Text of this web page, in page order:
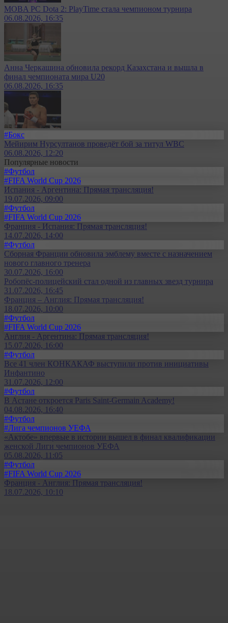
MOBA PC Dota 2: PlayTime стала чемпионом турнира
06.08.2026, 16:35
Анна Черкашина обновила рекорд Казахстана и вышла в
финал чемпионата мира U20
06.08.2026, 16:35
#Бокс
Мейирим Нурсултанов проведёт бой за титул WBC
06.08.2026, 12:20
Популярные новости
#Футбол
#FIFA World Cup 2026
Испания - Аргентина: Прямая трансляция!
19.07.2026, 09:00
#Футбол
#FIFA World Cup 2026
Франция - Испания: Прямая трансляция!
14.07.2026, 14:00
#Футбол
Сборная Франции обновила эмблему вместе с назначением
нового главного тренера
30.07.2026, 16:00
Робопёс-полицейский стал одной из главных звезд турнира
31.07.2026, 16:45
Франция – Англия: Прямая трансляция!
18.07.2026, 10:00
#Футбол
#FIFA World Cup 2026
Англия - Аргентина: Прямая трансляция!
15.07.2026, 16:00
#Футбол
Все 41 член КОНКАКАФ выступили против инициативы
Инфантино
31.07.2026, 12:00
#Футбол
В Астане откроется Paris Saint-Germain Academy!
04.08.2026, 16:40
#Футбол
#Лига чемпионов УЕФА
«Актобе» впервые в истории вышел в финал квалификации
женской Лиги чемпионов УЕФА
05.08.2026, 11:05
#Футбол
#FIFA World Cup 2026
Франция - Англия: Прямая трансляция!
18.07.2026, 10:10